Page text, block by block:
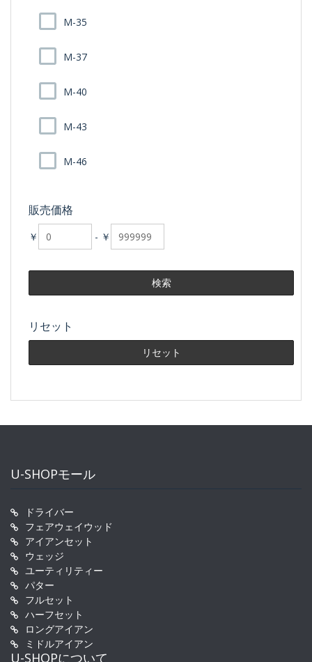
M-35
M-37
M-40
M-43
M-46
販売価格
￥ - ￥
リセット
U-SHOPモール
ドライバー
フェアウェイウッド
アイアンセット
ウェッジ
ユーティリティー
パター
フルセット
ハーフセット
ロングアイアン
ミドルアイアン
U-SHOPについて